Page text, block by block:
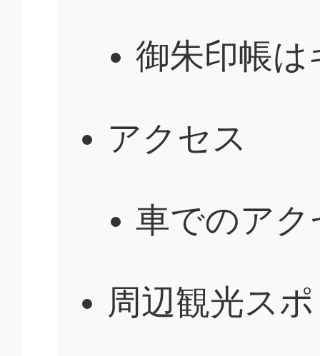
御朱印帳は
アクセス
車でのアク
周辺観光ス